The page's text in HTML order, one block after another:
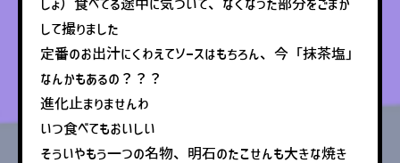
しょ）食べてる途中に気づいて、なくなった部分をごまか
して撮りました
定番のお出汁にくわえてソースはもちろん、今「抹茶塩」
なんかもあるの？？？
進化止まりませんわ
いつ食べてもおいしい
そういやもう一つの名物、明石のたこせんも大きな焼き